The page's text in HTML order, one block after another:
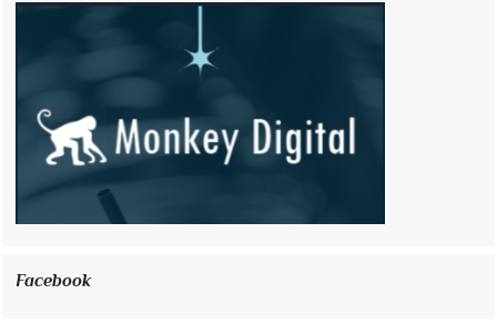
Facebook